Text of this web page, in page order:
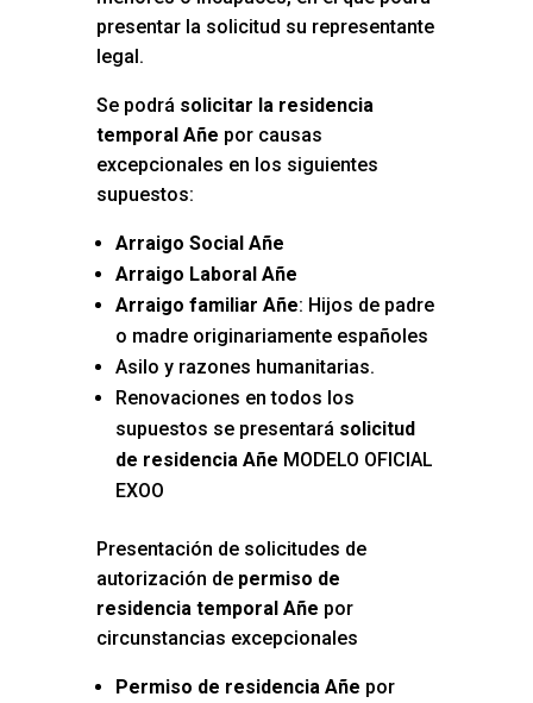
presentar la solicitud su representante
legal.
Se podrá solicitar la residencia
temporal Añe por causas
excepcionales en los siguientes
supuestos:
Arraigo Social Añe
Arraigo Laboral Añe
Arraigo familiar Añe: Hijos de padre
o madre originariamente españoles
Asilo y razones humanitarias.
Renovaciones en todos los
supuestos se presentará solicitud
de residencia Añe MODELO OFICIAL
EXOO
Presentación de solicitudes de
autorización depermiso de
residencia temporal Añe por
circunstancias excepcionales
Permiso de residencia Añe por